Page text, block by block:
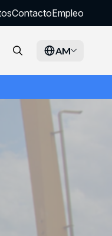
ContactoEmpleo
AM